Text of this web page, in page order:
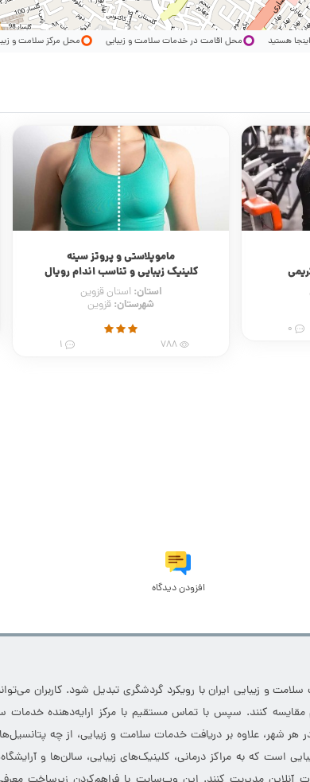
هستید محل اقامت در خدمات سلامت و زیبایی محل مرکز سلامت و
ماموپلاستی و پروتز سینه
کلینیک زیبایی و تناسب اندام رویال
استان:استان قزوین
شهرستان: قزوین
افزودن دیدگاه
و زیبایی ایران با رویکرد گردشگری تبدیل شود. کاربران
کنند. سپس با تماس مستقیم با مرکز ارایه‌دهنده خدمات
هر شهر، علاوه بر دریافت خدمات سلامت و زیبایی، از چه
است که به مراکز درمانی، کلینیک‌های زیبایی، سالن‌ها و